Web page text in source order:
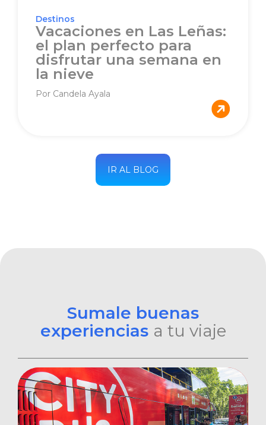
Destinos
Vacaciones en Las Leñas:
el plan perfecto para
disfrutar una semana en
la nieve
Por Candela Ayala
IR AL BLOG
Sumale buenas
experiencias a tu viaje